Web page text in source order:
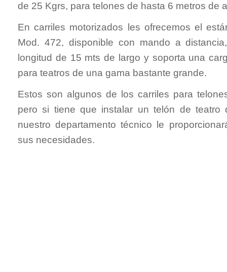
de 25 Kgrs, para telones de hasta 6 metros de
En carriles motorizados les ofrecemos el
Mod. 472, disponible con mando a
longitud de 15 mts de largo y soporta una
para teatros de una gama bastante grande.
Estos son algunos de los carriles para
pero si tiene que instalar un telón de teatro
nuestro departamento técnico le
sus necesidades.